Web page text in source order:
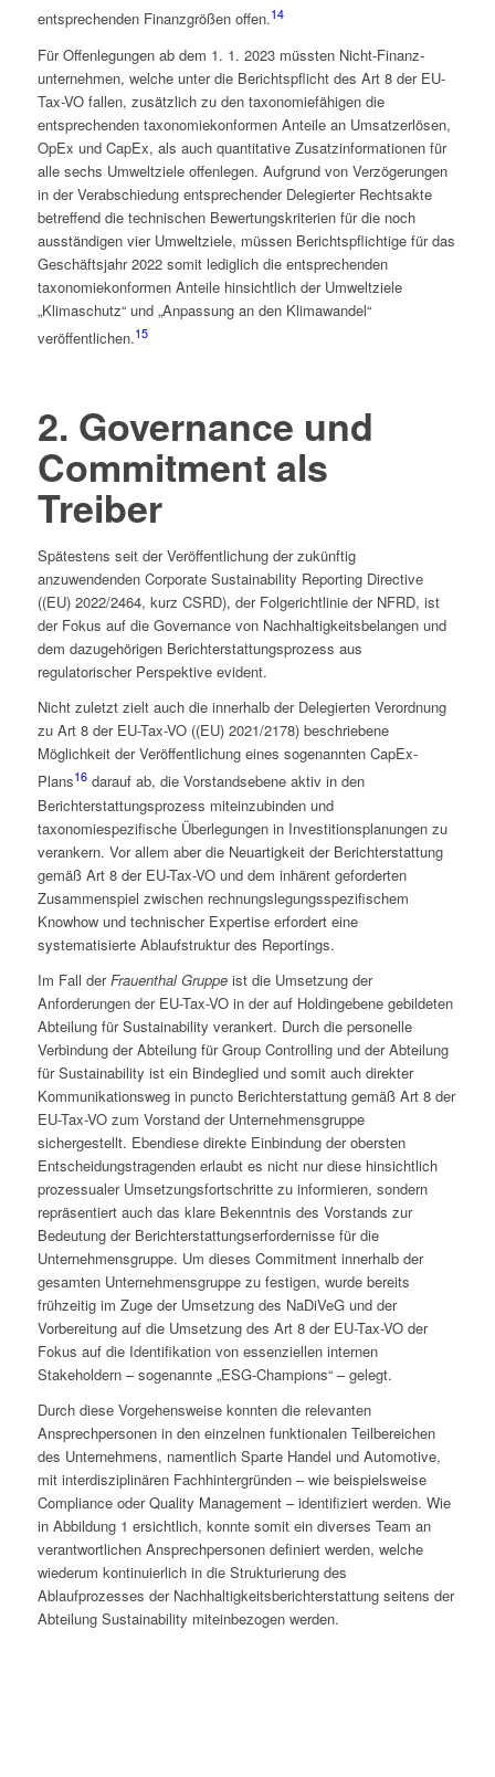
entsprechenden Finanzgrößen offen.14
Für Offenlegungen ab dem 1. 1. 2023 müssten Nicht-Finanz­
unternehmen, welche unter die Berichts­pflicht des Art 8 der EU-
Tax-VO fallen, zusätzlich zu den taxonomiefähigen die
entsprechenden taxonomiekonformen Anteile an Umsatzerlösen,
OpEx und CapEx, als auch quantitative Zusatzinformationen für
alle sechs Umweltziele offenlegen. Aufgrund von Verzögerungen
in der Verabschiedung entsprechender Delegierter Rechtsakte
betreffend die technischen Bewertungskriterien für die noch
ausständigen vier Umweltziele, müssen Berichts­pflichtige für das
Geschäftsjahr 2022 somit lediglich die entsprechenden
taxonomiekonformen Anteile hinsichtlich der Umweltziele
„Klimaschutz“ und „Anpassung an den Klimawandel“
veröffentlichen.15
2. Governance und
Commitment als
Treiber
Spätestens seit der Veröffentlichung der zukünftig
anzuwendenden Corporate Sustainability Reporting Directive
((EU) 2022/2464, kurz CSRD), der Folge­richtlinie der NFRD, ist
der Fokus auf die Governance von Nachhaltigkeitsbelangen und
dem dazugehörigen Berichterstattungsprozess aus
regulatorischer Perspektive evident.
Nicht zuletzt zielt auch die innerhalb der Delegierten Verordnung
zu Art 8 der EU-Tax-VO ((EU) 2021/2178) beschriebene
Möglichkeit der Veröffentlichung eines sogenannten CapEx-
Plans16darauf ab, die Vorstandsebene aktiv in den
Berichterstattungsprozess miteinzubinden und
taxonomiespezifische Überlegungen in Investitionsplanungen zu
verankern. Vor allem aber die Neuartigkeit der Berichterstattung
gemäß Art 8 der EU-Tax-VO und dem inhärent geforderten
Zusammenspiel zwischen rechnungslegungsspezifischem
Knowhow und technischer Expertise erfordert eine
systematisierte Ablaufstruktur des Reportings.
Im Fall derFrauenthal Gruppeist die Umsetzung der
Anforderungen der EU-Tax-VO in der auf Holdin­gebene gebildeten
Abteilung für Sustainability verankert. Durch die personelle
Verbindung der Abteilung für Group Controlling und der Abteilung
für Sustainability ist ein Bindeglied und somit auch direkter
Kommunikationsweg in puncto Berichterstattung gemäß Art 8 der
EU-Tax-VO zum Vorstand der Unternehmensgruppe
sichergestellt. Ebendiese direkte Einbindung der obersten
Entscheidungstragenden erlaubt es nicht nur diese hinsichtlich
prozessualer Umsetzungsfortschritte zu informieren, sondern
repräsentiert auch das klare Bekenntnis des Vorstands zur
Bedeutung der Berichterstattungserfordernisse für die
Unternehmensgruppe. Um dieses Commitment innerhalb der
gesamten Unternehmensgruppe zu festigen, wurde bereits
frühzeitig im Zuge der Umsetzung des NaDiVeG und der
Vorbereitung auf die Umsetzung des Art 8 der EU-Tax-VO der
Fokus auf die Identifikation von essenziellen internen
Stakeholdern – sogenannte „ESG-Champions“ – gelegt.
Durch diese Vorgehensweise konnten die relevanten
Ansprechpersonen in den einzelnen funktionalen Teilbereichen
des Unternehmens, namentlich Sparte Handel und Automotive,
mit interdisziplinären Fachhintergründen – wie beispielsweise
Compliance oder Quality Management – identifiziert werden. Wie
in Abbildung 1 ersichtlich, konnte somit ein diverses Team an
verantwortlichen Ansprechpersonen definiert werden, welche
wiederum kontinuierlich in die Strukturierung des
Ablaufprozesses der Nachhaltigkeitsberichterstattung seitens der
Abteilung Sustainability miteinbezogen werden.